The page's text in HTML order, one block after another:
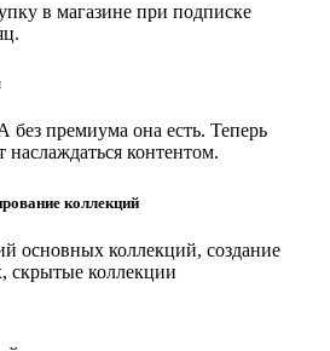
в магазине при подписке
без премиума она есть. Теперь
контентом.
коллекций
основных коллекций, создание
скрытые коллекции